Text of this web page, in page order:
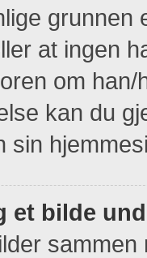
grunnen
at ingen
om
kan du
sin
et bilde